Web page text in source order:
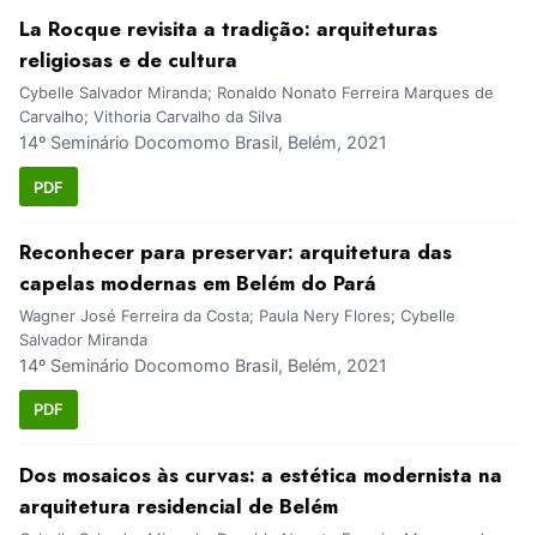
La Rocque revisita a tradição: arquiteturas
religiosas e de cultura
Cybelle Salvador Miranda; Ronaldo Nonato Ferreira Marques de
Carvalho; Vithoria Carvalho da Silva
14º Seminário Docomomo Brasil, Belém, 2021
PDF
Reconhecer para preservar: arquitetura das
capelas modernas em Belém do Pará
Wagner José Ferreira da Costa; Paula Nery Flores; Cybelle
Salvador Miranda
14º Seminário Docomomo Brasil, Belém, 2021
PDF
Dos mosaicos às curvas: a estética modernista na
arquitetura residencial de Belém